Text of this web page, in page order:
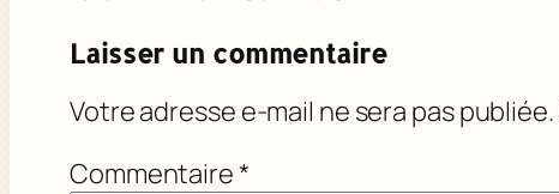
Laisser un commentaire
Votre adresse e-mail ne sera pas publiée.
Commentaire*